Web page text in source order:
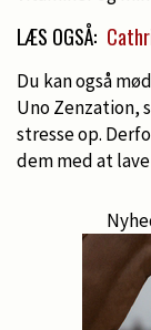
LÆS OGSÅ:
Du kan også
Uno Zenzation,
stresse op.
dem med at